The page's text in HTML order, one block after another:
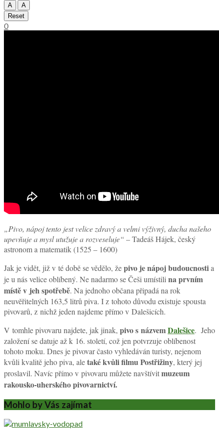
A
A
Reset
0
„Pivo, nápoj tento jest velice zdravý a velmi výživný, ducha našeho
upevňuje a mysl utužuje a rozveseluje“ – Tadeáš Hájek, český
astronom a matematik (1525 – 1600)
Jak je vidět, již v té době se vědělo, žepivo je nápoj budoucnostia
je u nás velice oblíbený. Ne nadarmo se Češi umístili na prvním
místě v jeh spotřebě. Na jednoho občana připadá na rok
neuvěřitelných 163,5 litrů piva. I z tohoto důvodu existuje spousta
pivovarů, z nichž jeden najdeme přímo v Dalešicích.
V tomhle pivovaru najdete, jak jinak, pivo s názvemDalešice. Jeho
založení se datuje až k 16. století, což jen potvrzuje oblíbenost
tohoto moku. Dnes je pivovar často vyhledáván turisty, nejenom
kvůli kvalitě jeho piva, aletaké kvůli filmu Postřižiny, který jej
proslavil. Navíc přímo v pivovaru můžete navštívitmuzeum
rakousko-uherského pivovarnictví.
Mohlo by Vás zajímat